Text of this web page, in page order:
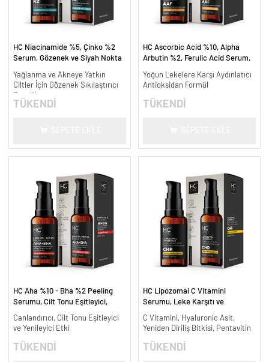
HC Niacinamide %5, Çinko %2
Serum, Gözenek ve Siyah Nokta
30 ml.
Yağlanma ve Akneye Yatkın
Ciltler İçin Gözenek Sıkılaştırıcı
Formül
TÜKENDİ
HC Ascorbic Acid %10, Alpha
Arbutin %2, Ferulic Acid Serum,
ml.
Yoğun Lekelere Karşı Aydınlatıcı
Antioksidan Formül
TÜKENDİ
HC Aha %10 - Bha %2 Peeling
Serumu, Cilt Tonu Eşitleyici,
Canlandırıcı, Cilt Tonu Eşitleyici
ve Yenileyici Etki
TÜKENDİ
HC Lipozomal C Vitamini
Serumu, Leke Karşıtı ve
C Vitamini, Hyaluronic Asit,
Yeniden Diriliş Bitkisi, Pentavitin
TÜKENDİ